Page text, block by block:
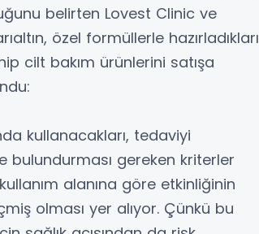
belirten Lovest Clinic ve
özel formüllerle hazırladıkları
cilt bakım ürünlerini satışa
kullanacakları, tedaviyi
gereken kriterler
alanına göre etkinliğinin
olması yer alıyor. Çünkü bu